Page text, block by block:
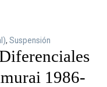
, Suspensión
1986-